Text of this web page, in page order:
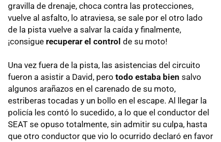
gravilla de drenaje, choca contra las protecciones,
vuelve al asfalto, lo atraviesa, se sale por el otro lado
de la pista vuelve a salvar la caída y finalmente,
¡consigue recuperar el control de su moto!
Una vez fuera de la pista, las asistencias del circuito
fueron a asistir a David, pero todo estaba bien salvo
algunos arañazos en el carenado de su moto,
estriberas tocadas y un bollo en el escape. Al llegar la
policía les contó lo sucedido, a lo que el conductor del
SEAT se opuso totalmente, sin admitir su culpa, hasta
que otro conductor que vio lo ocurrido declaró en favor